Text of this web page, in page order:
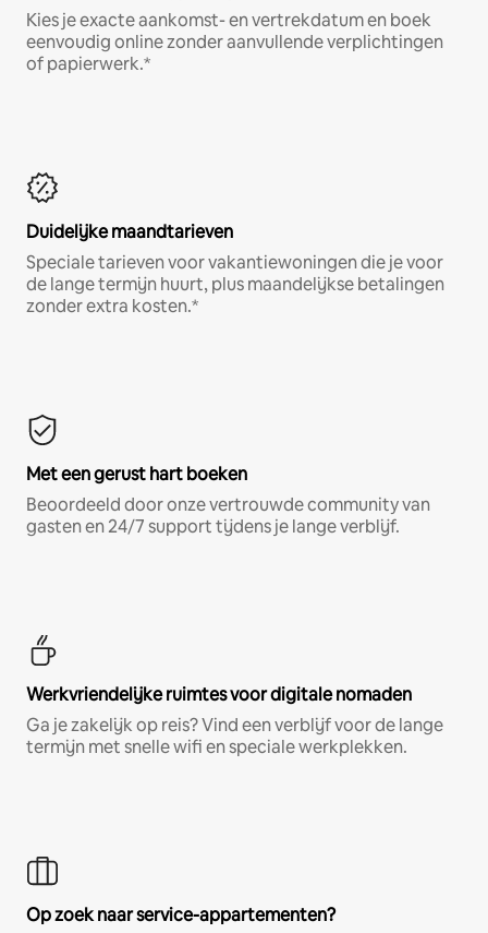
Kies je exacte aankomst- en vertrekdatum en boek
eenvoudig online zonder aanvullende verplichtingen
of papierwerk.*
Duidelijke maandtarieven
Speciale tarieven voor vakantiewoningen die je voor
de lange termijn huurt, plus maandelijkse betalingen
zonder extra kosten.*
Met een gerust hart boeken
Beoordeeld door onze vertrouwde community van
gasten en 24/7 support tijdens je lange verblijf.
Werkvriendelijke ruimtes voor digitale nomaden
Ga je zakelijk op reis? Vind een verblijf voor de lange
termijn met snelle wifi en speciale werkplekken.
Op zoek naar service-appartementen?